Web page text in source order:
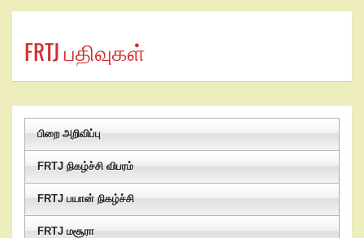
FRTJ பதிவுகள்
பிறை அறிவிப்பு
FRTJ நிகழ்ச்சி விபரம்
FRTJ பயான் நிகழ்ச்சி
FRTJ மசூரா